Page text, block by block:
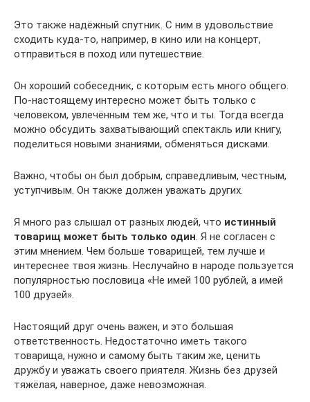
Это также надёжный спутник. С ним в удовольствие
сходить куда-то, например, в кино или на концерт,
отправиться в поход или путешествие.
Он хороший собеседник, с которым есть много общего.
По-настоящему интересно может быть только с
человеком, увлечённым тем же, что и ты. Тогда всегда
можно обсудить захватывающий спектакль или книгу,
поделиться новыми знаниями, обменяться дисками.
Важно, чтобы он был добрым, справедливым, честным,
уступчивым. Он также должен уважать других.
Я много раз слышал от разных людей, что истинный
товарищ может быть только один. Я не согласен с
этим мнением. Чем больше товарищей, тем лучше и
интереснее твоя жизнь. Неслучайно в народе пользуется
популярностью пословица «Не имей 100 рублей, а имей
100 друзей».
Настоящий друг очень важен, и это большая
ответственность. Недостаточно иметь такого
товарища, нужно и самому быть таким же, ценить
дружбу и уважать своего приятеля. Жизнь без друзей
тяжёлая, наверное, даже невозможная.